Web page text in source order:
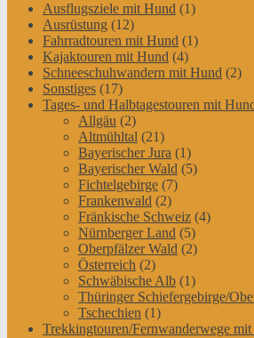
Ausflugsziele mit Hund (1)
Ausrüstung (12)
Fahrradtouren mit Hund (1)
Kajaktouren mit Hund (4)
Schneeschuhwandern mit Hund (2)
Sonstiges (17)
Tages- und Halbtagestouren mit
Allgäu (2)
Altmühltal (21)
Bayerischer Jura (1)
Bayerischer Wald (5)
Fichtelgebirge (7)
Frankenwald (2)
Fränkische Schweiz (4)
Nürnberger Land (5)
Oberpfälzer Wald (2)
Österreich (2)
Schwäbische Alb (1)
Thüringer Schiefergebirge/
Tschechien (1)
Trekkingtouren/Fernwanderwege